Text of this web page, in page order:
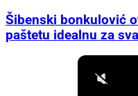
Šibenski bonkulović
paštetu idealnu za